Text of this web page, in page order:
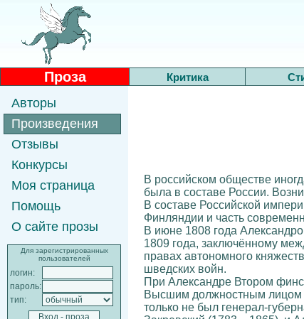
Проза Критика
Авторы
Произведения
Отзывы
Конкурсы
Моя страница
Помощь
О сайте прозы
Для зарегистрированных
пользователей
логин:
пароль:
тип:
В российском обществе
была в составе России.
В составе Российской
Финляндии и часть
В июне 1808 года
1809 года, заключённому
правах автономного
шведских войн.
При Александре Втором
Высшим должностным лицом
только не был генерал-